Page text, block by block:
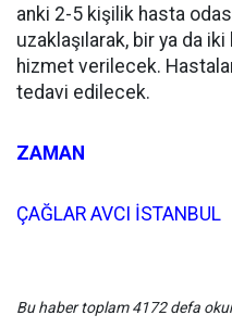
anki 2-5 kişilik hasta
uzaklaşılarak, bir ya da
hizmet verilecek.
tedavi edilecek.
ZAMAN
ÇAĞLAR AVCI İSTANBUL
Bu haber toplam 4172 defa